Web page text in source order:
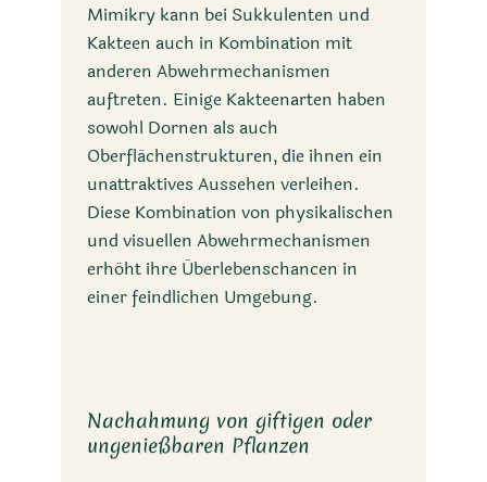
Mimikry kann bei Sukkulenten und
Kakteen auch in Kombination mit
anderen Abwehrmechanismen
auftreten. Einige Kakteenarten haben
sowohl Dornen als auch
Oberflächenstrukturen, die ihnen ein
unattraktives Aussehen verleihen.
Diese Kombination von physikalischen
und visuellen Abwehrmechanismen
erhöht ihre Überlebenschancen in
einer feindlichen Umgebung.
Nachahmung von giftigen oder
ungenießbaren Pflanzen